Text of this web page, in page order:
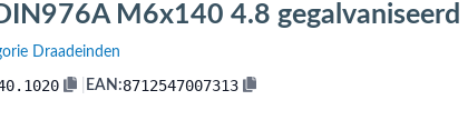
M6x140 4.8 gegalvaniseerd
Draadeinden
EAN:8712547007313